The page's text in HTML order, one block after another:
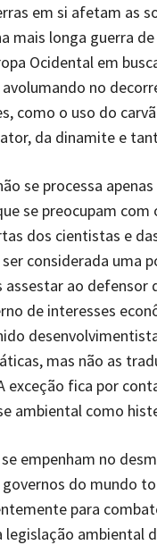
em si afetam as
mais longa guerra
Ocidental em
no
como o uso do
da dinamite e
se processa
se preocupam
dos cientistas e
considerada uma
assestar ao defensor
de interesses
mas não as
exceção fica por
ambiental como
empenham no
do mundo
para
ambiental